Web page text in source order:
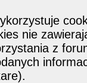
nie
z